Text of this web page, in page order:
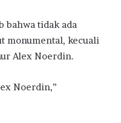
bahwa tidak ada
monumental, kecuali
Alex Noerdin.
Noerdin,”